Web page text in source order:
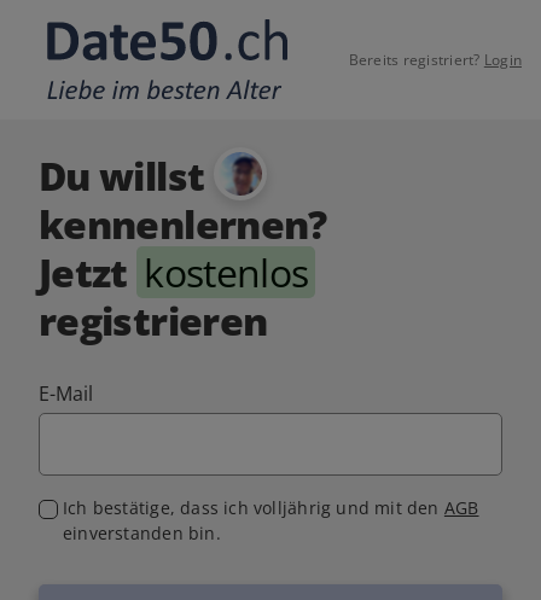
Bereits registriert? Login
Du willst
kennenlernen?
Jetzt kostenlos
registrieren
E-Mail
Ich bestätige, dass ich volljährig und mit den AGB
einverstanden bin.